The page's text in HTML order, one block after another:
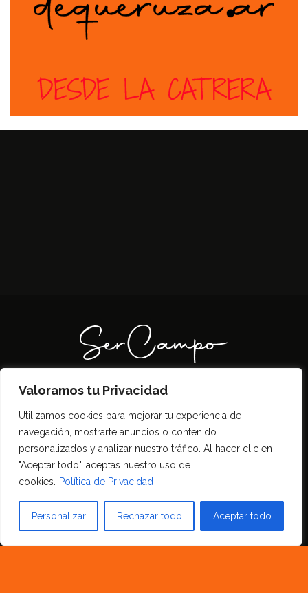
Valoramos tu Privacidad
Utilizamos cookies para mejorar tu experiencia de
navegación, mostrarte anuncios o contenido
personalizados y analizar nuestro tráfico. Al hacer clic en
"Aceptar todo", aceptas nuestro uso de
cookies.
Política de Privacidad
Personalizar Rechazar todo Aceptar todo
(2023)